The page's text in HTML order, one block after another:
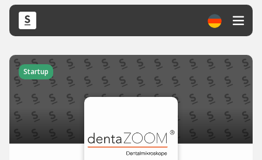
Startup